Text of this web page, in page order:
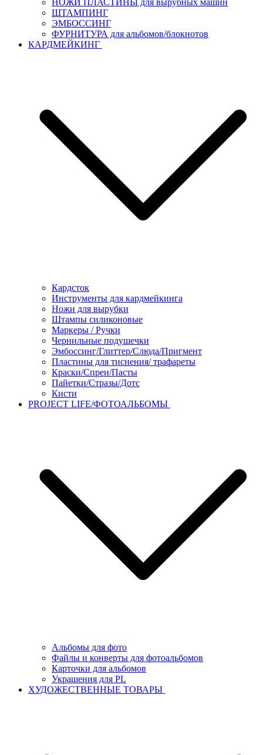
ШТАМПИНГ
ЭМБОССИНГ
ФУРНИТУРА для альбомов/блокнотов
КАРДМЕЙКИНГ
Кардсток
Инструменты для кардмейкинга
Ножи для вырубки
Штампы силиконовые
Маркеры / Ручки
Чернильные подушечки
Эмбоссинг/Глиттер/Слюда/Пригмент
Пластины для тиснения/ трафареты
Краски/Спреи/Пасты
Пайетки/Стразы/Дотс
Кисти
PROJECT LIFE/ФОТОАЛЬБОМЫ
Альбомы для фото
Файлы и конверты для фотоальбомов
Карточки для альбомов
Украшения для PL
ХУДОЖЕСТВЕННЫЕ ТОВАРЫ